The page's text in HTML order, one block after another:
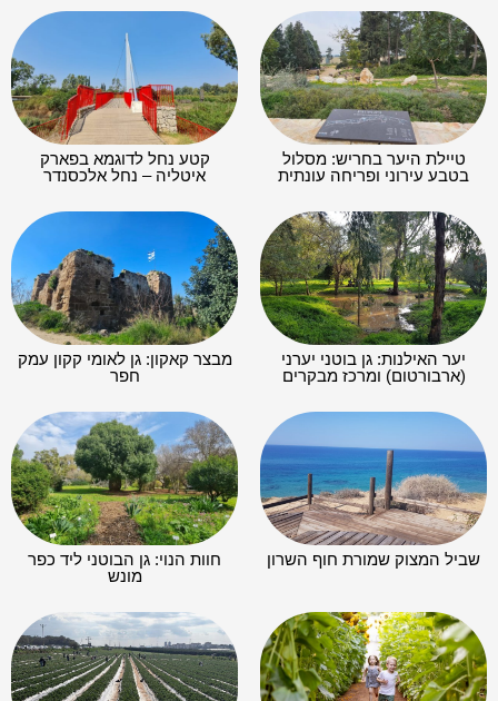
טיילת היער בחריש: מסלול
בטבע עירוני ופריחה עונתית
קטע נחל לדוגמא בפארק
איטליה – נחל אלכסנדר
יער האילנות: גן בוטני יערני
(ארבורטום) ומרכז מבקרים
מבצר קאקון: גן לאומי קקון עמק
חפר
שביל המצוק שמורת חוף השרון
חוות הנוי: גן הבוטני ליד כפר
מונש